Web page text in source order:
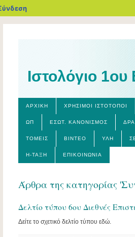
blogs.sch.gr
Ιστολόγιο
ΑΡΧΙΚΉ ΧΡΗΣΙΜΟΙ ΙΣΤΟΤΟΠΟΙ
ΩΠ ΕΣΩΤ. ΚΑΝΟΝΙΣΜΌΣ
ΤΟΜΕΊΣ ΒΊΝΤΕΟ ΎΛΗ
Η-ΤΆΞΗ ΕΠΙΚΟΙΝΩΝΊΑ
Άρθρα της κατηγορίας
Δελτίο τύπου 6ου Διεθνές
Δείτε το σχετικό δελτίο τύπου εδώ.